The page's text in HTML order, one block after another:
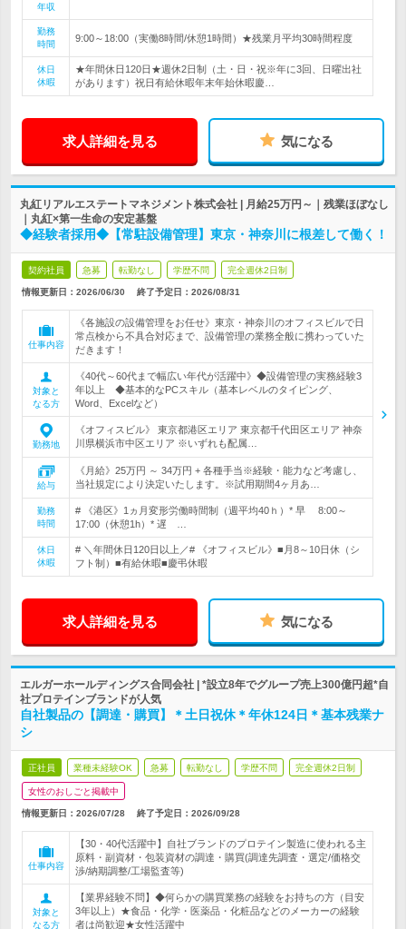
年収
勤務
時間
9:00～18:00（実働8時間/休憩1時間）★残業月平均30時間程度
休日
休暇
★年間休日120日★週休2日制（土・日・祝※年に3回、日曜出社
があります）祝日有給休暇年末年始休暇慶…
求人詳細を見る 気になる
丸紅リアルエステートマネジメント株式会社 | 月給25万円～｜残業ほぼなし
｜丸紅×第一生命の安定基盤
◆経験者採用◆【常駐設備管理】東京・神奈川に根差して働く！
契約社員 急募 転勤なし 学歴不問 完全週休2日制
情報更新日：2026/06/30 終了予定日： 2026/08/31
仕事内容
《各施設の設備管理をお任せ》東京・神奈川のオフィスビルで日
常点検から不具合対応まで、設備管理の業務全般に携わっていた
だきます！
対象と
なる方
《40代～60代まで幅広い年代が活躍中》◆設備管理の実務経験3
年以上 ◆基本的なPCスキル（基本レベルのタイピング、
Word、Excelなど）
勤務地
《オフィスビル》 東京都港区エリア 東京都千代田区エリア 神奈
川県横浜市中区エリア ※いずれも配属…
給与
《月給》25万円 ～ 34万円 + 各種手当※経験・能力など考慮し、
当社規定により決定いたします。※試用期間4ヶ月あ…
勤務
時間
# 《港区》1ヵ月変形労働時間制（週平均40ｈ）* 早 8:00～
17:00（休憩1h）* 遅 …
休日
休暇
# ＼年間休日120日以上／# 《オフィスビル》■月8～10日休（シ
フト制）■有給休暇■慶弔休暇
求人詳細を見る 気になる
エルガーホールディングス合同会社 | *設立8年でグループ売上300億円超*自
社プロテインブランドが人気
自社製品の【調達・購買】＊土日祝休＊年休124日＊基本残業ナ
シ
正社員 業種未経験OK 急募 転勤なし 学歴不問 完全週休2日制
女性のおしごと掲載中
情報更新日：2026/07/28 終了予定日： 2026/09/28
仕事内容
【30・40代活躍中】自社ブランドのプロテイン製造に使われる主
原料・副資材・包装資材の調達・購買(調達先調査・選定/価格交
渉/納期調整/工場監査等)
対象と
なる方
【業界経験不問】◆何らかの購買業務の経験をお持ちの方（目安
3年以上）★食品・化学・医薬品・化粧品などのメーカーの経験
者は尚歓迎★女性活躍中